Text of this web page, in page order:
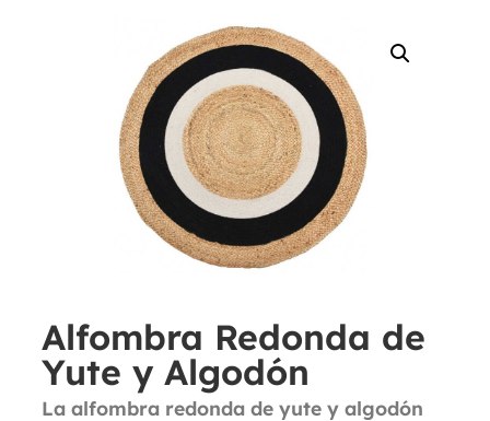
Alfombra Redonda de
Yute y Algodón
La alfombra redonda de yute y algodón